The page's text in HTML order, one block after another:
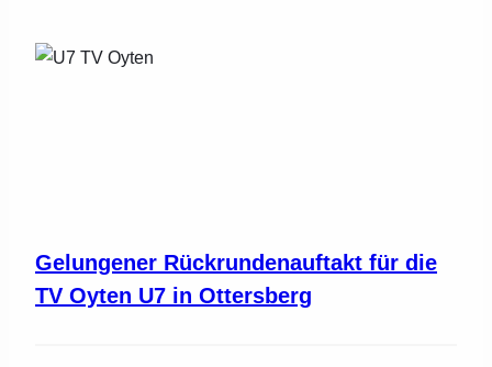
Gelungener Rückrundenauftakt für die
TV Oyten U7 in Ottersberg